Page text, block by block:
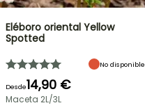
Eléboro oriental Yellow
Spotted
No disponible
Desde14,90 €
Maceta 2L/3L